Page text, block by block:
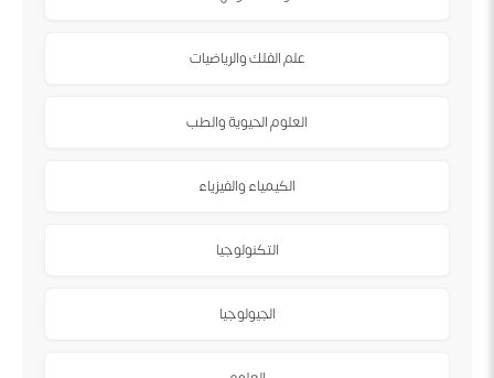
علم الفلك والرياضيات
العلوم الحيوية والطب
الكيمياء والفيزياء
التكنولوجيا
الجيولوجيا